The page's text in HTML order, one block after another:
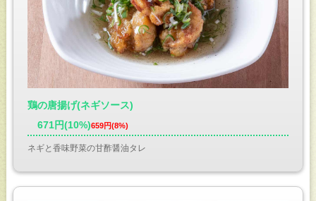
鶏の唐揚げ(ネギソース)
671円(10%)659円(8%)
ネギと香味野菜の甘酢醤油タレ